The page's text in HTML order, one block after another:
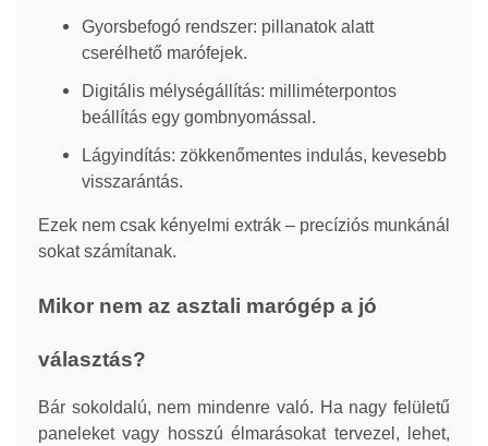
Gyorsbefogó rendszer: pillanatok alatt
cserélhető marófejek.
Digitális mélységállítás: milliméterpontos
beállítás egy gombnyomással.
Lágyindítás: zökkenőmentes indulás, kevesebb
visszarántás.
Ezek nem csak kényelmi extrák – precíziós munkánál
sokat számítanak.
Mikor nem az asztali marógép a jó
választás?
Bár sokoldalú, nem mindenre való. Ha nagy felületű
paneleket vagy hosszú élmarásokat tervezel, lehet,